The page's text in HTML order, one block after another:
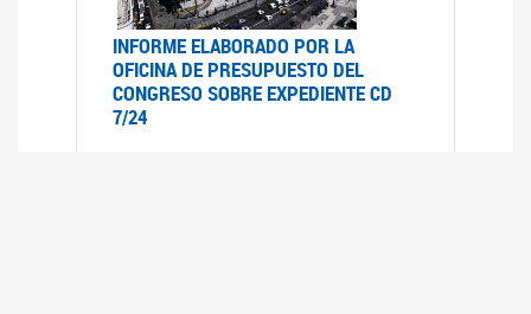
INFORME ELABORADO POR LA
OFICINA DE PRESUPUESTO DEL
CONGRESO SOBRE EXPEDIENTE CD
7/24